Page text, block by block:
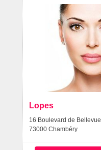
Lopes
16 Boulevard de Bellevue
73000 Chambéry